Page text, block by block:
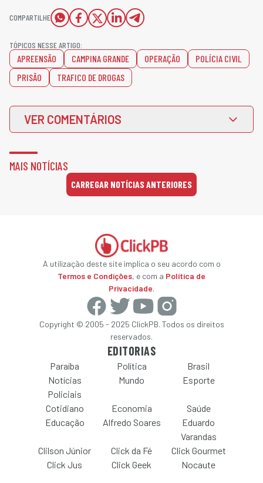
COMPARTILHE
TÓPICOS NESSE ARTIGO:
APREENSÃO CAMPINA GRANDE OPERAÇÃO
POLÍCIA CIVIL
PRISÃO
TRAFICO DE DROGAS
VER COMENTÁRIOS
MAIS NOTÍCIAS
CARREGAR NOTÍCIAS ANTERIORES
A utilização deste site implica o seu acordo com o
Termos e Condições, e com a Política de
Privacidade.
Copyright © 2005 - 2025 ClickPB. Todos os direitos
reservados.
EDITORIAS
Paraíba Política
Brasil
Notícias
Policiais
Mundo Esporte
Cotidiano Economia
Saúde
Educação
Alfredo Soares
Eduardo
Varandas
Clilson Júnior
Click da Fé
Click Gourmet
Click Jus
Click Geek Nocaute